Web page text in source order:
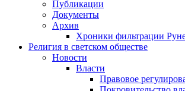
Публикации
Документы
Архив
Хроники фильтрации
Религия в светском обществе
Новости
Власти
Правовое